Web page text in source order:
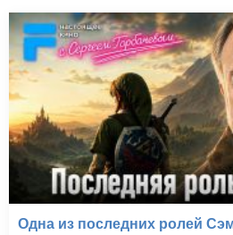
Одна из последних ролей